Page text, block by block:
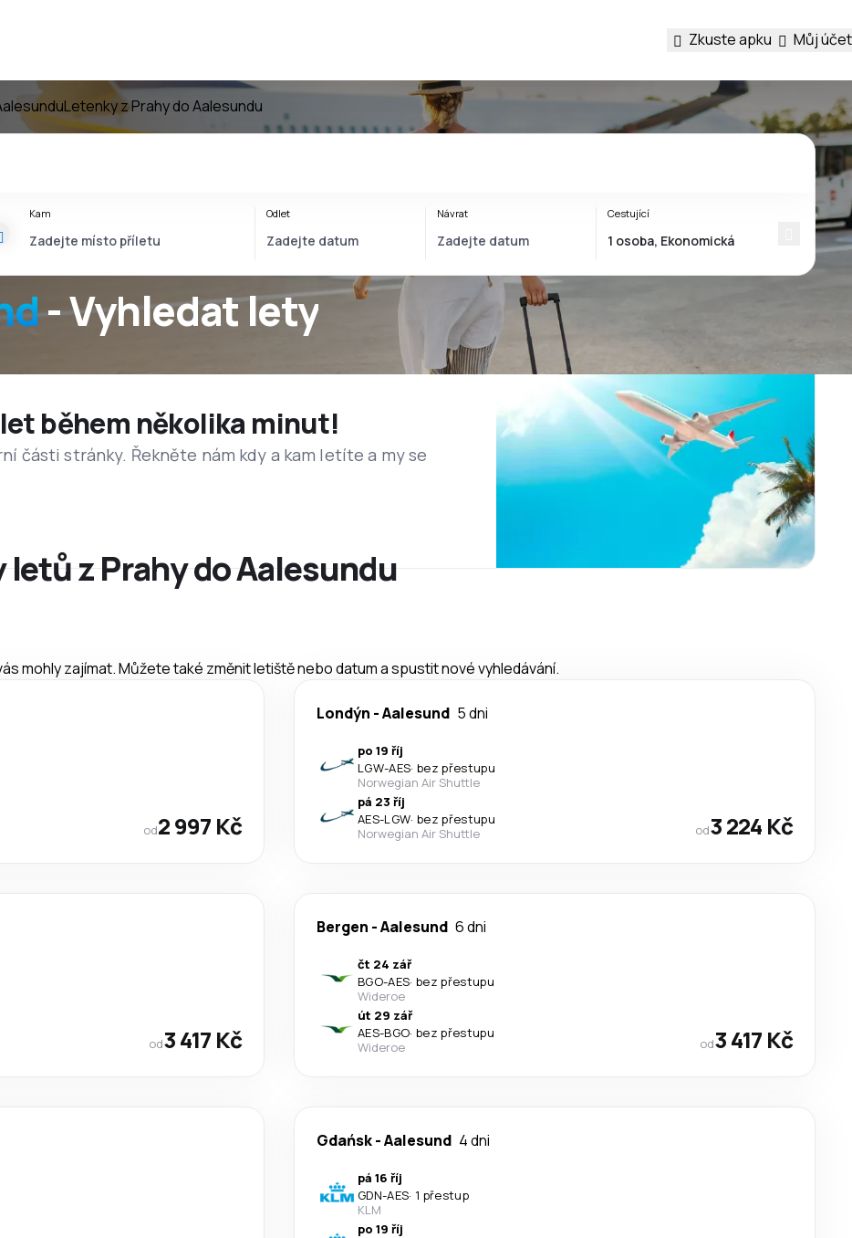
Zkuste apku Můj účet
Letenky z Prahy do Aalesundu
- Vyhledat lety
Kam Odlet Návrat Cestující
během několika minut!
části stránky. Řekněte nám kdy a kam letíte a my se
z Prahy do Aalesundu
mohly zajímat. Můžete také změnit letiště nebo datum a spustit nové vyhledávání.
od2 997 Kč
Londýn -Aalesund 5 dni
po 19 říj
LGW-AES· bez přestupu
Norwegian Air Shuttle
pá 23 říj
AES-LGW· bez přestupu
Norwegian Air Shuttle
od3 224 Kč
od3 417 Kč
Bergen -Aalesund 6 dni
čt 24 zář
BGO-AES· bez přestupu
Wideroe
út 29 zář
AES-BGO· bez přestupu
Wideroe
od3 417 Kč
Gdańsk-Aalesund 4 dni
pá 16 říj
GDN-AES· 1 přestup
KLM
po 19 říj